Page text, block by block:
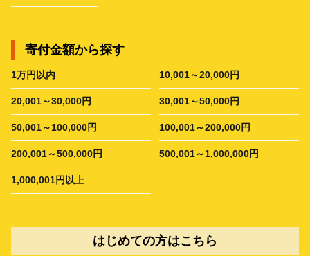
寄付金額から探す
1万円以内 10,001～20,000円
20,001～30,000円 30,001～50,000円
50,001～100,000円 100,001～200,000円
200,001～500,000円 500,001～1,000,000円
1,000,001円以上
はじめての方はこちら